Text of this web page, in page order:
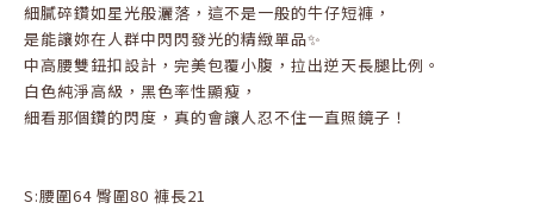
細膩碎鑽如星光般灑落，這不是一般的牛仔短褲，
是能讓妳在人群中閃閃發光的精緻單品✨
中高腰雙鈕扣設計，完美包覆小腹，拉出逆天長腿比例。
白色純淨高級，黑色率性顯瘦，
細看那個鑽的閃度，真的會讓人忍不住一直照鏡子！
S:腰圍64 臀圍80 褲長21